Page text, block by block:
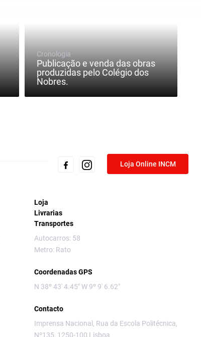
Cronologia
Publicação e venda das obras
produzidas pelo Colégio dos
Nobres.
Loja Online INCM
Loja
Livrarias
Transportes
Autocarros: 58
Metro: Rato
Coordenadas GPS
N 38º 43' 4.45" W 9º 9' 6.62"
Contacto
Imprensa Nacional, Rua da Escola Politécnica,
Nº135, 1250-100 Lisboa